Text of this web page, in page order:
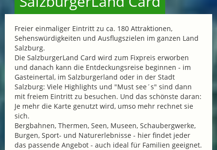
Freier einmaliger Eintritt zu ca. 180 Attraktionen,
Sehenswürdigkeiten und Ausflugszielen im ganzen Land
Salzburg.
Die SalzburgerLand Card wird zum Fixpreis erworben
und danach kann die Entdeckungsreise beginnen - im
Gasteinertal, im Salzburgerland oder in der Stadt
Salzburg: Viele Highlights und "Must see´s" sind dann
mit freiem Eintritt zu besuchen. Und das schönste daran:
Je mehr die Karte genutzt wird, umso mehr rechnet sie
sich.
Bergbahnen, Thermen, Seen, Museen, Schaubergwerke,
Burgen, Sport- und Naturerlebnisse - hier findet jeder
das passende Angebot - auch ideal für Familien geeignet.